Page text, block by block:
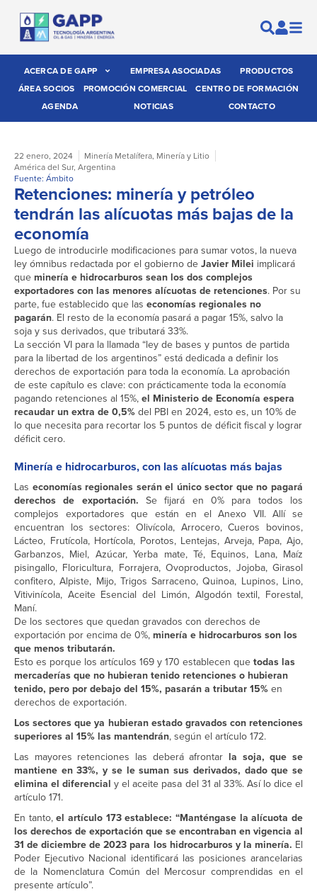
ACERCA DE GAPP EMPRESA ASOCIADAS
PRODUCTOS
ÁREA SOCIOS
PROMOCIÓN COMERCIAL
CENTRO DE FORMACIÓN
AGENDA
NOTICIAS CONTACTO
22 enero, 2024 Minería Metalífera, Minería y Litio
América del Sur, Argentina
Fuente: Ámbito
Retenciones: minería y petróleo
tendrán las alícuotas más bajas de la
economía
Luego de introducirle modificaciones para sumar votos, la nueva
ley ómnibus redactada por el gobierno de Javier Milei implicará
que minería e hidrocarburos sean los dos complejos
exportadores con las menores alícuotas de retenciones. Por su
parte, fue establecido que las economías regionales no
pagarán. El resto de la economía pasará a pagar 15%, salvo la
soja y sus derivados, que tributará 33%.
La sección VI para la llamada “ley de bases y puntos de partida
para la libertad de los argentinos” está dedicada a definir los
derechos de exportación para toda la economía. La aprobación
de este capítulo es clave: con prácticamente toda la economía
pagando retenciones al 15%, el Ministerio de Economía espera
recaudar un extra de 0,5% del PBI en 2024, esto es, un 10% de
lo que necesita para recortar los 5 puntos de déficit fiscal y lograr
déficit cero.
Minería e hidrocarburos, con las alícuotas más bajas
Las economías regionales serán el único sector que no pagará
derechos de exportación. Se fijará en 0% para todos los
complejos exportadores que están en el Anexo VII. Allí se
encuentran los sectores: Olivícola, Arrocero, Cueros bovinos,
Lácteo, Frutícola, Hortícola, Porotos, Lentejas, Arveja, Papa, Ajo,
Garbanzos, Miel, Azúcar, Yerba mate, Té, Equinos, Lana, Maíz
pisingallo, Floricultura, Forrajera, Ovoproductos, Jojoba, Girasol
confitero, Alpiste, Mijo, Trigos Sarraceno, Quinoa, Lupinos, Lino,
Vitivinícola, Aceite Esencial del Limón, Algodón textil, Forestal,
Maní.
De los sectores que quedan gravados con derechos de
exportación por encima de 0%, minería e hidrocarburos son los
que menos tributarán.
Esto es porque los artículos 169 y 170 establecen que todas las
mercaderías que no hubieran tenido retenciones o hubieran
tenido, pero por debajo del 15%, pasarán a tributar 15% en
derechos de exportación.
Los sectores que ya hubieran estado gravados con retenciones
superiores al 15% las mantendrán, según el artículo 172.
Las mayores retenciones las deberá afrontar la soja, que se
mantiene en 33%, y se le suman sus derivados, dado que se
elimina el diferencial y el aceite pasa del 31 al 33%. Así lo dice el
artículo 171.
En tanto,el artículo 173 establece: “Manténgase la alícuota de
los derechos de exportación que se encontraban en vigencia al
31 de diciembre de 2023 para los hidrocarburos y la minería. El
Poder Ejecutivo Nacional identificará las posiciones arancelarias
de la Nomenclatura Común del Mercosur comprendidas en el
presente artículo”.